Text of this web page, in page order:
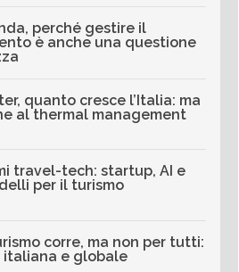
perché gestire il
è anche una questione
quanto cresce l’Italia: ma
al thermal management
travel-tech: startup, AI e
per il turismo
corre, ma non per tutti:
italiana e globale